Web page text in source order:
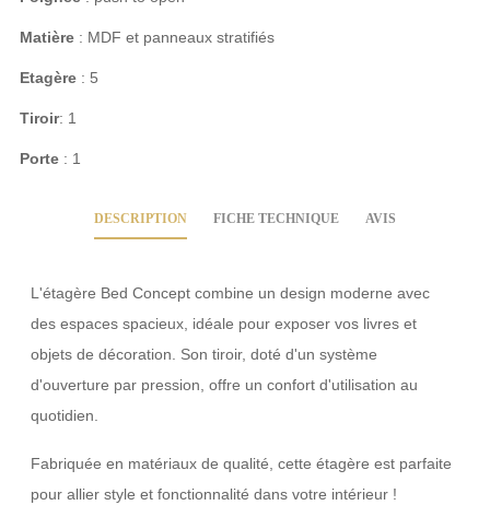
Matière : MDF et panneaux stratifiés
Etagère : 5
Tiroir: 1
Porte : 1
DESCRIPTION FICHE TECHNIQUE AVIS
L'étagère Bed Concept combine un design moderne avec
des espaces spacieux, idéale pour exposer vos livres et
objets de décoration. Son tiroir, doté d'un système
d'ouverture par pression, offre un confort d'utilisation au
quotidien.
Fabriquée en matériaux de qualité, cette étagère est parfaite
pour allier style et fonctionnalité dans votre intérieur !